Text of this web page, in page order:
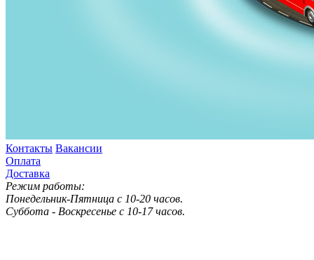
Контакты Вакансии
Оплата
Доставка
Режим работы:
Понедельник-Пятница с 10-20 часов.
Суббота - Воскресенье с 10-17 часов.